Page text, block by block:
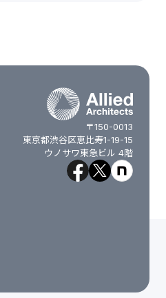
〒150-0013
東京都渋谷区恵比寿1-19-15
ウノサワ東急ビル 4階